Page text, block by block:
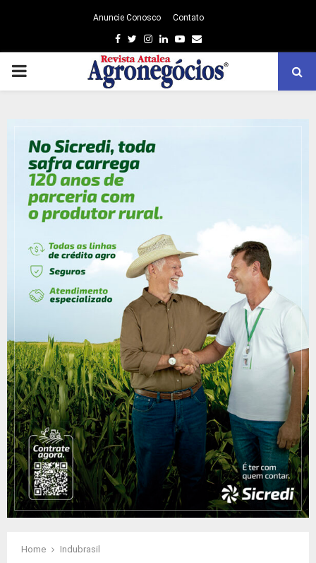
Anuncie Conosco Contato
Facebook
TwitterInstagram
LinkedinYoutube
Email
PRIMARY
Home Indubrasil